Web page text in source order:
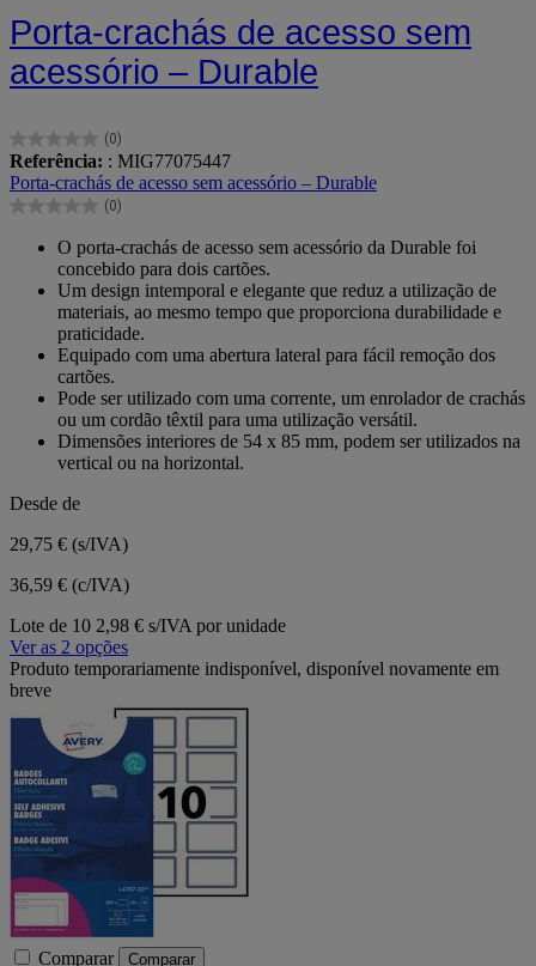
Porta-crachás de acesso sem
acessório – Durable
(0)
0.0
em
5
estrelas.
Referência: : MIG77075447
Porta-crachás de acesso sem acessório – Durable
(0)
0.0
estrelas.
O porta-crachás de acesso sem acessório da Durable foi
concebido para dois cartões.
Um design intemporal e elegante que reduz a utilização de
materiais, ao mesmo tempo que proporciona durabilidade e
praticidade.
Equipado com uma abertura lateral para fácil remoção dos
cartões.
Pode ser utilizado com uma corrente, um enrolador de crachás
ou um cordão têxtil para uma utilização versátil.
Dimensões interiores de 54 x 85 mm, podem ser utilizados na
vertical ou na horizontal.
Desde de
29,75 € (s/IVA)
36,59 € (c/IVA)
Lote de 10 2,98 € s/IVA por unidade
Ver as 2 opções
Produto temporariamente indisponível, disponível novamente em
breve
Comparar Comparar